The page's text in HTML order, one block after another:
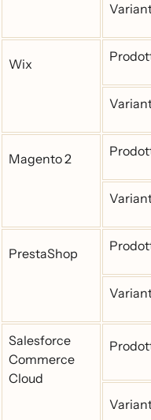
Wix
Magento 2
PrestaShop
Salesforce
Commerce
Cloud